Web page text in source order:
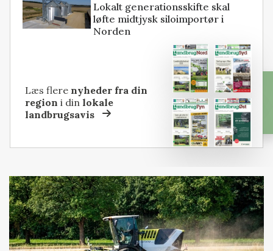
Lokalt generationsskifte skal
løfte midtjysk siloimportør i
Norden
Læs flere nyheder fra din
region i dinlokale
landbrugsavis